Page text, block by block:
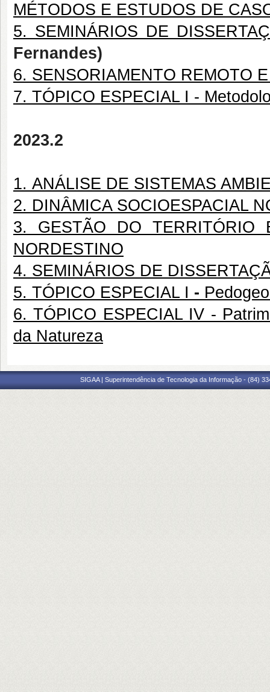
MÉTODOS E ESTUDOS DE
5. SEMINÁRIOS DE
Fernandes)
6. SENSORIAMENTO REMOTO
7. TÓPICO ESPECIAL I -
2023.2
1. ANÁLISE DE SISTEMAS
2. DINÂMICA SOCIOESPACIAL
3. GESTÃO DO TERRITÓRIO
NORDESTINO
4. SEMINÁRIOS DE
5. TÓPICO ESPECIAL I -
6. TÓPICO ESPECIAL IV -
da Natureza
SIGAA | Superintendência de Tecnologia da Informação - (84)